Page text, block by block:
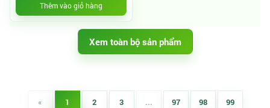
Thêm vào giỏ hàng
Xem toàn bộ sản phẩm
« 1 2 3 ... 97 98 99